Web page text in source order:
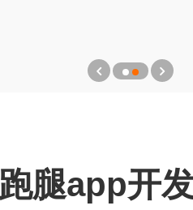
跑腿app开